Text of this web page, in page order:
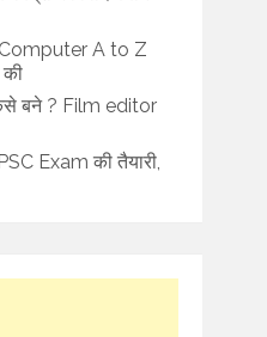
A to Z
बने ? Film editor
Exam की तैयारी,